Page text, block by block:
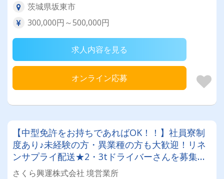
茨城県坂東市
300,000円～500,000円
求人内容を見る
オンライン応募
【中型免許をお持ちであればOK！！】社員寮制
度あり♪未経験の方・異業種の方も大歓迎！リネ
ンサプライ配送★2・3tドライバーさんを募集し
ます！【20代から60代まで活躍中です♪】
さくら興運株式会社 境営業所